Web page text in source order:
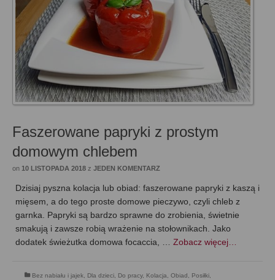
Faszerowane papryki z prostym
domowym chlebem
on 10 LISTOPADA 2018 z JEDEN KOMENTARZ
Dzisiaj pyszna kolacja lub obiad: faszerowane papryki z kaszą i
mięsem, a do tego proste domowe pieczywo, czyli chleb z
garnka. Papryki są bardzo sprawne do zrobienia, świetnie
smakują i zawsze robią wrażenie na stołownikach. Jako
dodatek świeżutka domowa focaccia, … Zobacz więcej…
Bez nabiału i jajek, Dla dzieci, Do pracy, Kolacja, Obiad , Posiłki,